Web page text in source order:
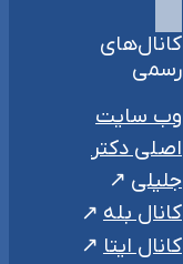
کانال‌های
رسمی
وب سایت
اصلی دکتر
جلیلی
کانال بله
کانال ایتا